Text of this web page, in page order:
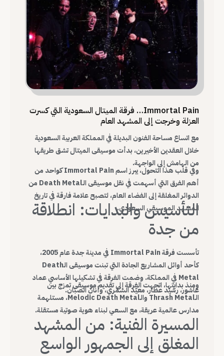
Immortal Pain… فرقة الميتال السعودية التي كسرت
العزلة وخرجت إلى المشهد العام
مع اتساع مساحة الفنون البديلة في المملكة العربية السعودية
خلال العقدين الأخيرين، بدأت موسيقى الميتال تشق طريقها
من الهامش إلى الواجهة.
وفي قلب هذا التحول، يبرز اسم Immortal Pain كواحد من
أهم الفرق التي أسهمت في نقل موسيقى الـDeath Metal من
الدوائر المغلقة إلى الفضاء العام، لتصبح علامة فارقة في تاريخ
المشهد الموسيقي السعودي.
التأسيس والبدايات: انطلاقة
من جدة
تأسست فرقة Immortal Pain في مدينة جدة عام 2005،
كأحد أوائل المشاريع الجادة التي تبنت موسيقى الـDeath
Metal في المملكة. وضمت الفرقة في تشكيلها الأساسي عماد
عاشور، رشيد عطار، معيّد الشمّري، وأنان الصبّان.
ومنذ بدايتها، اتجهت الفرقة إلى تقديم موسيقى تمزج بين
الـThrash Metal والـMelodic Death Metal، مستلهمة
مدارس عالمية عريقة، مع السعي لبناء هوية صوتية مستقلة.
المسيرة الفنية: من المشهد
المغلق إلى الجمهور الواسع